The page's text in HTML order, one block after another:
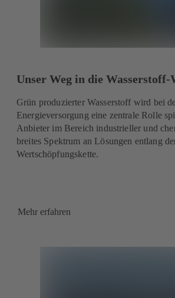
Unser Weg in die
Grün produzierter Wasserstoff wird bei
Energieversorgung eine zentrale Rolle
Anbieter im Bereich industrieller und
breites Spektrum an Lösungen entlang
Wertschöpfungskette.
Mehr erfahren